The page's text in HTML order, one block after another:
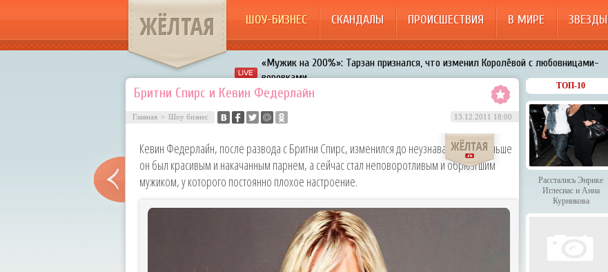
ЖЁЛТАЯ ШОУ-БИЗНЕС СКАНДАЛЫ ПРОИСШЕСТВИЯ В МИРЕ ЗВЕЗДЫ
«Мужик на 200%»: Тарзан признался, что изменил Королёвой с любовницами-
воровками
Галкин променял Дроботенко на Лазарева
Расстались Энрике Иглесиас и Анна Курникова
В шоу «Что было дальше?» грубо унизили гостей HammAli & Navai
Авербух зарождает в Бузовой новый комплекс на «Ледниковом периоде»
Бритни Спирс и Кевин Федерлайн
Главная > Шоу бизнес 13.12.2011 18:00
Кевин Федерлайн, после развода с Бритни Спирс, изменился до неузнаваемости. Раньше
он был красивым и накачанным парнем, а сейчас стал неповоротливым и обрюзгшим
мужиком, у которого постоянно плохое настроение.
ТОП-10
Расстались Энрике
Иглесиас и Анна
Курникова